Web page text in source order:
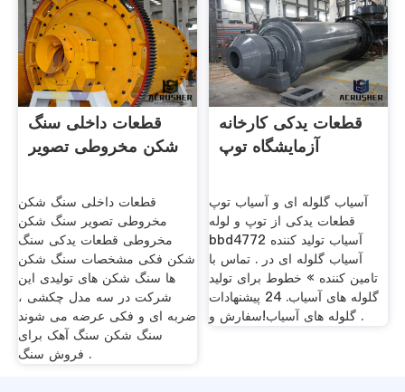
قطعات داخلی سنگ
شکن مخروطی تصویر
قطعات داخلی سنگ شکن
مخروطی تصویر سنگ شکن
مخروطی قطعات یدکی سنگ
شکن فکی مشخصات سنگ شکن
ها سنگ شکن های تولیدی این
شرکت در سه مدل چکشی ،
ضربه ای و فکی عرضه می شوند
سنگ شکن سنگ آهک برای
فروش سنگ .
قطعات یدکی کارخانه
آزمایشگاه توپ
آسیاب گلوله ای و آسیاب توپ
قطعات یدکی از توپ و لوله
bbd4772 آسیاب تولید کننده
آسیاب گلوله ای در . تماس با
تامین کننده » خطوط برای تولید
گلوله های آسیاب. 24 پیشنهادات
گلوله های آسیاب!سفارش و .